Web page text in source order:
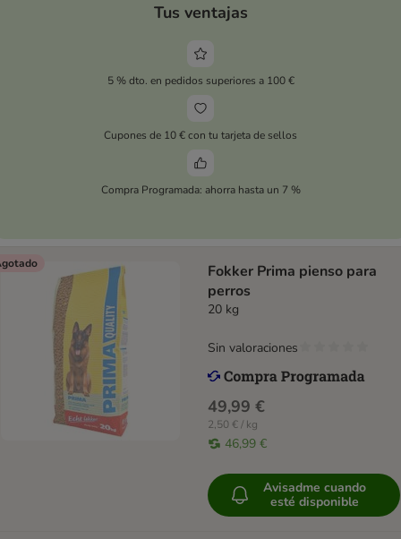
Tus ventajas
5 % dto. en pedidos superiores a 100 €
Cupones de 10 € con tu tarjeta de sellos
Compra Programada: ahorra hasta un 7 %
Fokker Prima pienso para
perros
20 kg
49,99 €
2,50 € / kg
46,99 €
Sin valoraciones
Avisadme cuando
esté disponible